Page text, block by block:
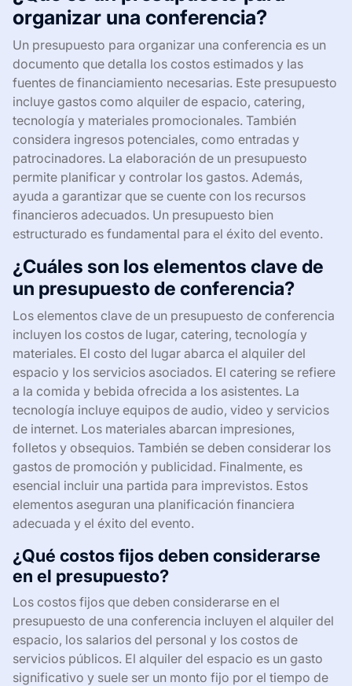
organizar una conferencia?
Un presupuesto para organizar una conferencia es un
documento que detalla los costos estimados y las
fuentes de financiamiento necesarias. Este presupuesto
incluye gastos como alquiler de espacio, catering,
tecnología y materiales promocionales. También
considera ingresos potenciales, como entradas y
patrocinadores. La elaboración de un presupuesto
permite planificar y controlar los gastos. Además,
ayuda a garantizar que se cuente con los recursos
financieros adecuados. Un presupuesto bien
estructurado es fundamental para el éxito del evento.
¿Cuáles son los elementos clave de
un presupuesto de conferencia?
Los elementos clave de un presupuesto de conferencia
incluyen los costos de lugar, catering, tecnología y
materiales. El costo del lugar abarca el alquiler del
espacio y los servicios asociados. El catering se refiere
a la comida y bebida ofrecida a los asistentes. La
tecnología incluye equipos de audio, video y servicios
de internet. Los materiales abarcan impresiones,
folletos y obsequios. También se deben considerar los
gastos de promoción y publicidad. Finalmente, es
esencial incluir una partida para imprevistos. Estos
elementos aseguran una planificación financiera
adecuada y el éxito del evento.
¿Qué costos fijos deben considerarse
en el presupuesto?
Los costos fijos que deben considerarse en el
presupuesto de una conferencia incluyen el alquiler del
espacio, los salarios del personal y los costos de
servicios públicos. El alquiler del espacio es un gasto
significativo y suele ser un monto fijo por el tiempo de